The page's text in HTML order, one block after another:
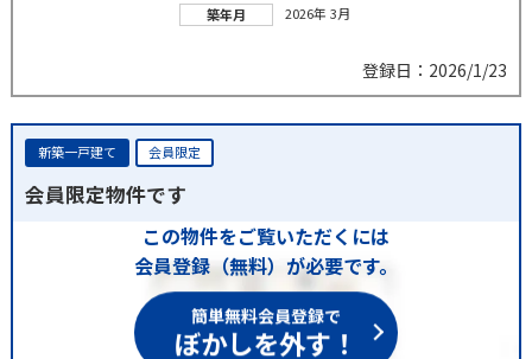
築年月
2026年 3月
登録日：2026/1/23
新築一戸建て 会員限定
会員限定物件です
この物件をご覧いただくには
会員登録（無料）が必要です。
簡単無料会員登録で
ぼかしを外す！